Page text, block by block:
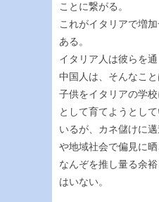
ことに繋がる。
これがイタリアで増
ある。
イタリア人は彼らを
中国人は、そんなこと
子供をイタリアの学
として育てようとし
いるが、カネ儲けに
や地域社会で偏見に
なんぞを推し量る余
はいない。